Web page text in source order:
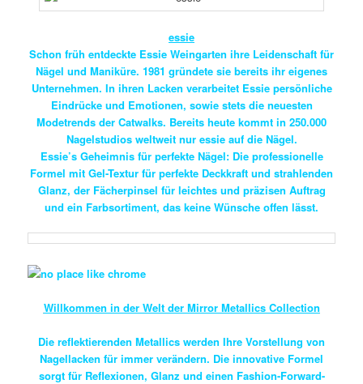
essie
Schon früh entdeckte Essie Weingarten ihre Leidenschaft für
Nägel und Maniküre. 1981 gründete sie bereits ihr eigenes
Unternehmen. In ihren Lacken verarbeitet Essie persönliche
Eindrücke und Emotionen, sowie stets die neuesten
Modetrends der Catwalks. Bereits heute kommt in 250.000
Nagelstudios weltweit nur essie auf die Nägel.
Essie’s Geheimnis für perfekte Nägel: Die professionelle
Formel mit Gel-Textur für perfekte Deckkraft und strahlenden
Glanz, der Fächerpinsel für leichtes und präzisen Auftrag
und ein Farbsortiment, das keine Wünsche offen lässt.
Willkommen in der Welt der Mirror Metallics Collection
Die reflektierenden Metallics werden Ihre Vorstellung von
Nagellacken für immer verändern. Die innovative Formel
sorgt für Reflexionen, Glanz und einen Fashion-Forward-